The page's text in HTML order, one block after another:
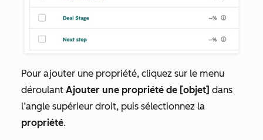
Pour ajouter une propriété, cliquez sur le menu
déroulant Ajouter une propriété de [objet] dans
l’angle supérieur droit, puis sélectionnez la
propriété.